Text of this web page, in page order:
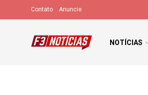
Contato Anuncie
NOTÍCIAS